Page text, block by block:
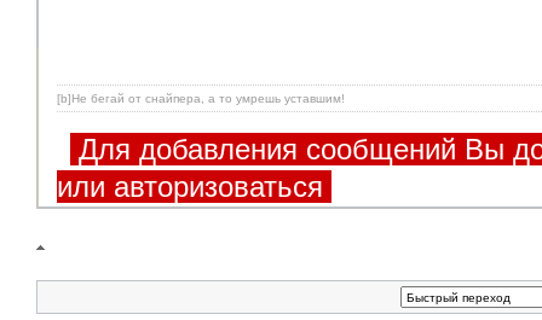
[b]Не бегай от снайпера, а то умрешь уставшим!
Для добавления сообщений Вы
или авторизоваться